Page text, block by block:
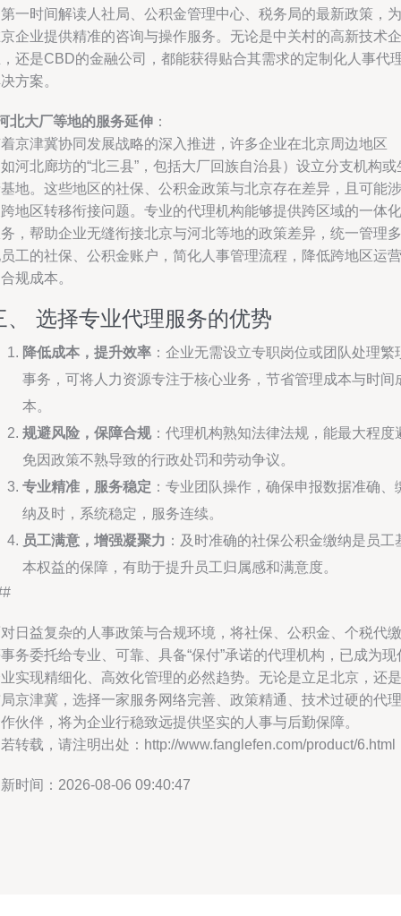
一时间解读人社局、公积金管理中心、税务局的最新政策，为
企业提供精准的咨询与操作服务。无论是中关村的高新技术企
还是CBD的金融公司，都能获得贴合其需求的定制化人事代
方案。
北大厂等地的服务延伸 ：
京津冀协同发展战略的深入推进，许多企业在北京周边地区
河北廊坊的“北三县”，包括大厂回族自治县）设立分支机构或
地。这些地区的社保、公积金政策与北京存在差异，且可能涉
地区转移衔接问题。专业的代理机构能够提供跨区域的一体化
，帮助企业无缝衔接北京与河北等地的政策差异，统一管理多
工的社保、公积金账户，简化人事管理流程，降低跨地区运营
规成本。
、 选择专业代理服务的优势
降低成本，提升效率 ：企业无需设立专职岗位或团队处理繁
事务，可将人力资源专注于核心业务，节省管理成本与时间
本。
规避风险，保障合规 ：代理机构熟知法律法规，能最大程度
免因政策不熟导致的行政处罚和劳动争议。
专业精准，服务稳定 ：专业团队操作，确保申报数据准确、
纳及时，系统稳定，服务连续。
员工满意，增强凝聚力 ：及时准确的社保公积金缴纳是员工
本权益的保障，有助于提升员工归属感和满意度。
日益复杂的人事政策与合规环境，将社保、公积金、个税代缴
务委托给专业、可靠、具备“保付”承诺的代理机构，已成为现
实现精细化、高效化管理的必然趋势。无论是立足北京，还是
京津冀，选择一家服务网络完善、政策精通、技术过硬的代理
伙伴，将为企业行稳致远提供坚实的人事与后勤保障。
转载，请注明出处：http://www.fanglefen.com/product/6.html
时间：2026-08-06 09:40:47